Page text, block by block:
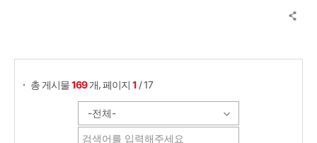
총 게시물169 개,페이지1 / 17